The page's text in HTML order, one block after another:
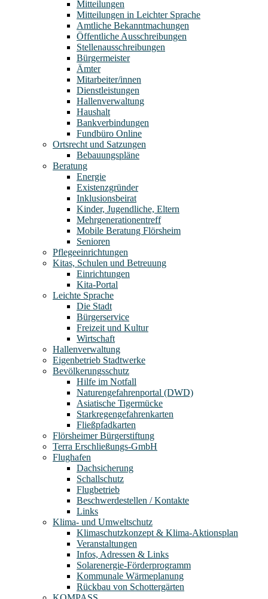
Mitteilungen
Mitteilungen in Leichter Sprache
Amtliche Bekanntmachungen
Öffentliche Ausschreibungen
Stellenausschreibungen
Bürgermeister
Ämter
Mitarbeiter/innen
Dienstleistungen
Hallenverwaltung
Haushalt
Bankverbindungen
Fundbüro Online
Ortsrecht und Satzungen
Bebauungspläne
Beratung
Energie
Existenzgründer
Inklusionsbeirat
Kinder, Jugendliche, Eltern
Mehrgenerationentreff
Mobile Beratung Flörsheim
Senioren
Pflegeeinrichtungen
Kitas, Schulen und Betreuung
Einrichtungen
Kita-Portal
Leichte Sprache
Die Stadt
Bürgerservice
Freizeit und Kultur
Wirtschaft
Hallenverwaltung
Eigenbetrieb Stadtwerke
Bevölkerungsschutz
Hilfe im Notfall
Naturengefahrenportal (DWD)
Asiatische Tigermücke
Starkregengefahrenkarten
Fließpfadkarten
Flörsheimer Bürgerstiftung
Terra Erschließungs-GmbH
Flughafen
Dachsicherung
Schallschutz
Flugbetrieb
Beschwerdestellen / Kontakte
Links
Klima- und Umweltschutz
Klimaschutzkonzept & Klima-Aktionsplan
Veranstaltungen
Infos, Adressen & Links
Solarenergie-Förderprogramm
Kommunale Wärmeplanung
Rückbau von Schottergärten